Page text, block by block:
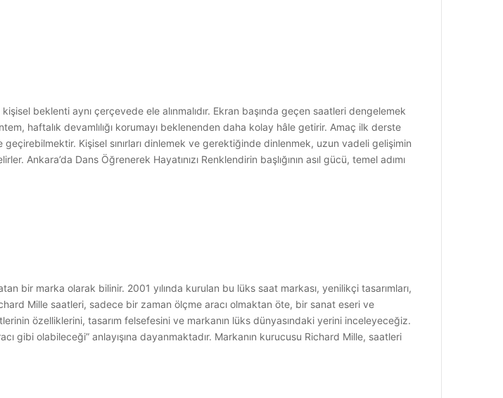
beklenti aynı çerçevede ele alınmalıdır. Ekran başında geçen saatleri dengelemek
haftalık devamlılığı korumayı beklenenden daha kolay hâle getirir. Amaç ilk derste
Kişisel sınırları dinlemek ve gerektiğinde dinlenmek, uzun vadeli gelişimin
Ankara’da Dans Öğrenerek Hayatınızı Renklendirin başlığının asıl gücü, temel adımı
bir marka olarak bilinir. 2001 yılında kurulan bu lüks saat markası, yenilikçi tasarımları,
Mille saatleri, sadece bir zaman ölçme aracı olmaktan öte, bir sanat eseri ve
özelliklerini, tasarım felsefesini ve markanın lüks dünyasındaki yerini inceleyeceğiz.
gibi olabileceği” anlayışına dayanmaktadır. Markanın kurucusu Richard Mille, saatleri